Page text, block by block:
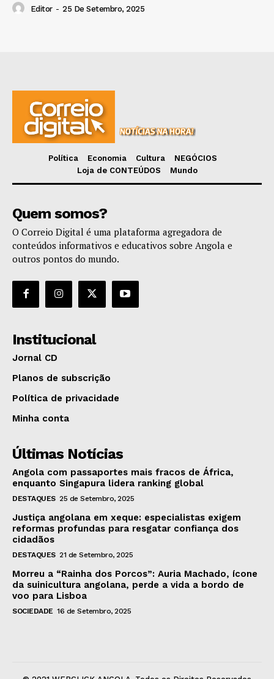
Editor - 25 De Setembro, 2025
Política Economia Cultura
NEGÓCIOS
Loja de CONTEÚDOS
Mundo
Quem somos?
O Correio Digital é uma plataforma agregadora de
conteúdos informativos e educativos sobre Angola e
outros pontos do mundo.
Institucional
Jornal CD
Planos de subscrição
Política de privacidade
Minha conta
Últimas Notícias
Angola com passaportes mais fracos de África,
enquanto Singapura lidera ranking global
DESTAQUES 25 de Setembro, 2025
Justiça angolana em xeque: especialistas exigem
reformas profundas para resgatar confiança dos
cidadãos
DESTAQUES 21 de Setembro, 2025
Morreu a “Rainha dos Porcos”: Auria Machado, ícone
da suinicultura angolana, perde a vida a bordo de
voo para Lisboa
SOCIEDADE 16 de Setembro, 2025